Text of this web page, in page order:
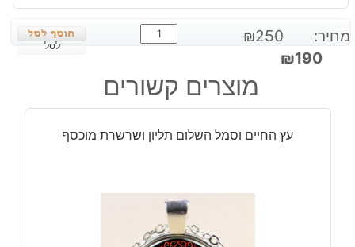
מחיר: ₪250
המחיר
₪190
המחיר
הנוכחי
הוא:
כמות
של
קבלה
-
מי
ה'
כסף
וזהב
לסל
מוצרים קשורים
עץ החיים וסמל השלום תליון ושרשרת מוכסף